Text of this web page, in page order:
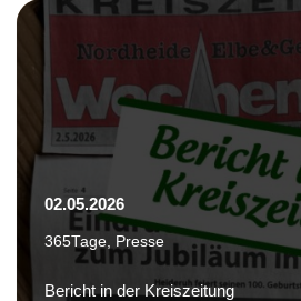
02.05.2026
365Tage Presse
Bericht in der Kreiszeitung